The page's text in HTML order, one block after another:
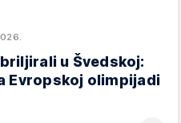
u Švedskoj:
Evropskoj olimpijadi